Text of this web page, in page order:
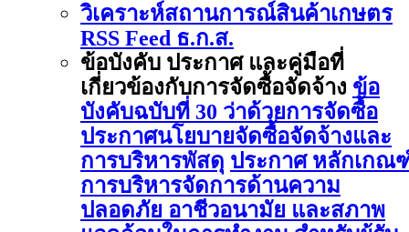
วิเคราะห์สถานการณ์สินค้าเกษตร
RSS Feed ธ.ก.ส.
ข้อบังคับ ประกาศ และคู่มือที่
เกี่ยวข้องกับการจัดซื้อจัดจ้าง ข้อ
บังคับฉบับที่ 30 ว่าด้วยการจัดซื้อ
ประกาศนโยบายจัดซื้อจัดจ้างและ
การบริหารพัสดุ ประกาศ หลักเกณ
การบริหารจัดการด้านความ
ปลอดภัย อาชีวอนามัย และสภาพ